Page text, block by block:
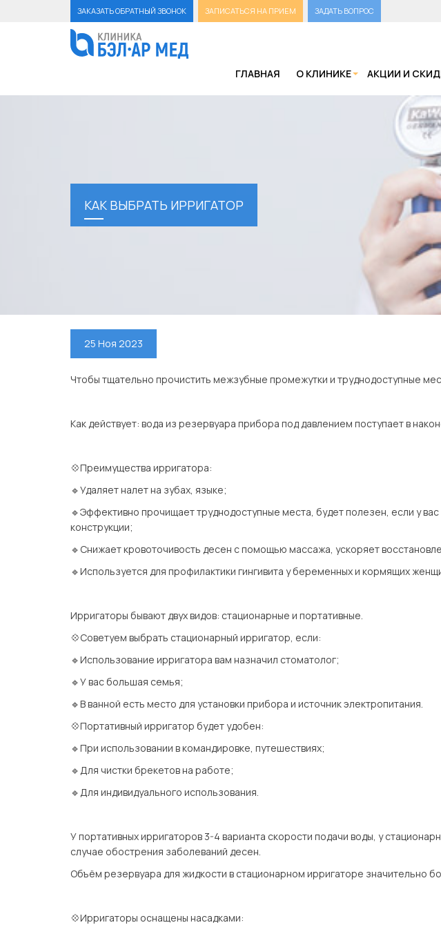
ЗАКАЗАТЬ ОБРАТНЫЙ ЗВОНОК ЗАПИСАТЬСЯ НА ПРИЕМ ЗАДАТЬ ВОПРОС
ГЛАВНАЯ О КЛИНИКЕ АКЦИИ И
КАК ВЫБРАТЬ ИРРИГАТОР
25 Ноя 2023
Чтобы тщательно прочистить межзубные промежутки и труднодоступные
Как действует: вода из резервуара прибора под давлением поступает в
💠Преимущества ирригатора:
🔹Удаляет налет на зубах, языке;
🔹Эффективно прочищает труднодоступные места, будет полезен, если у
конструкции;
🔹Снижает кровоточивость десен с помощью массажа, ускоряет
🔹Используется для профилактики гингивита у беременных и кормящих
Ирригаторы бывают двух видов: стационарные и портативные.
💠Советуем выбрать стационарный ирригатор, если:
🔹Использование ирригатора вам назначил стоматолог;
🔹У вас большая семья;
🔹В ванной есть место для установки прибора и источник электропитания.
💠Портативный ирригатор будет удобен:
🔹При использовании в командировке, путешествиях;
🔹Для чистки брекетов на работе;
🔹Для индивидуального использования.
У портативных ирригаторов 3-4 варианта скорости подачи воды, у
случае обострения заболеваний десен.
Объём резервуара для жидкости в стационарном ирригаторе значительно
💠Ирригаторы оснащены насадками: